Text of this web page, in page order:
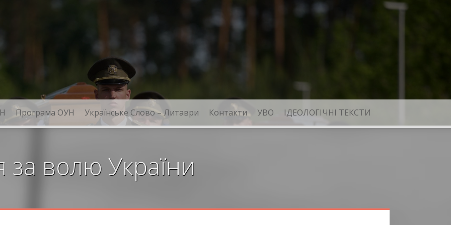
Програма ОУН Українське Слово – Литаври Контакти УВО ІДЕОЛОГІЧНІ ТЕКСТИ
за волю України